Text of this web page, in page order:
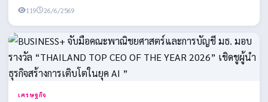
119 26/6/2569
เศรษฐกิจ